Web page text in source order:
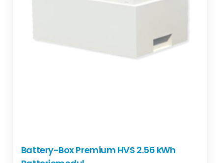
Battery-Box Premium HVS 2.56 kWh